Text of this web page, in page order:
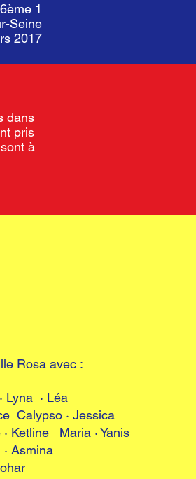
1
Seine
2017
dans
pris
à
Rosa avec :
Lyna · Léa
Calypso · Jessica
Ketline Maria · Yanis
Asmina